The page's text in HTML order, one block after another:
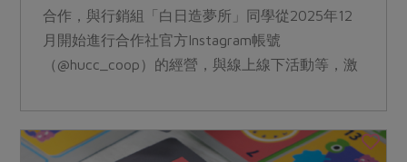
合作，與行銷組「白日造夢所」同學從2025年12
月開始進行合作社官方Instagram帳號
（@hucc_coop）的經營，與線上線下活動等，激
轉譯實驗有多顛覆想像。